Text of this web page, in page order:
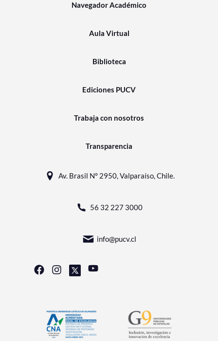
Navegador Académico
Aula Virtual
Biblioteca
Ediciones PUCV
Trabaja con nosotros
Transparencia
Av. Brasil N° 2950, Valparaíso, Chile.
56 32 227 3000
info@pucv.cl